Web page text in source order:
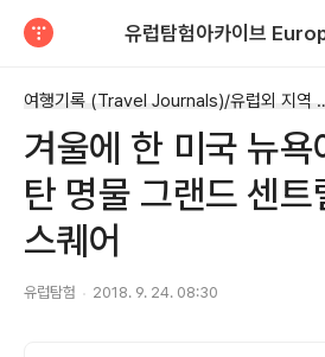
여행기록
겨울에 한 미국 뉴
탄 명물 그랜드 센
스퀘어
유럽탐험 2018. 9. 24. 08:30